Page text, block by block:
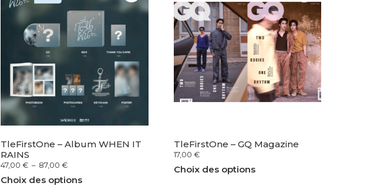
TleFirstOne – Album WHEN IT
RAINS
47,00€ – 87,00€
Choix des options
TleFirstOne – GQ Magazine
17,00€
Choix des options